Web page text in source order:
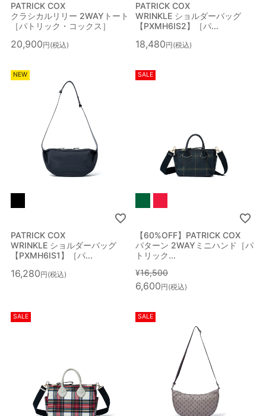
絞り込み検索
メイン
カテゴリー
サブ
PATRICK COX
クラシカルリリー 2WAYトート
［パトリック・コックス］
20,900 税込
PATRICK COX
WRINKLE ショルダーバッグ
【PXMH6IS2】［パ...
18,480 税込
NEW
PATRICK COX
WRINKLE ショルダーバッグ
【PXMH6IS1】［パ...
16,280 税込
SALE
【60%OFF】PATRICK COX
パターン 2WAYミニハンド［パ
トリック...
¥16,500
6,600 税込
SALE SALE